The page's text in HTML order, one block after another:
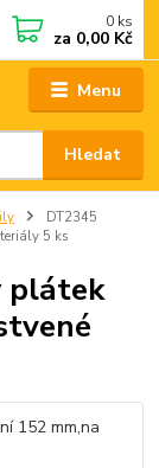
Menu
Hledat
0 ks
za 0,00 Kč
DT2345
5 ks
plátek